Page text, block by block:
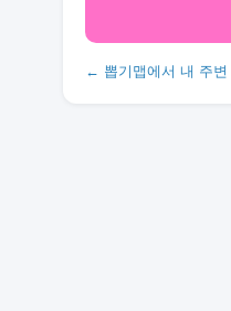
← 뽑기맵에서 내 주변